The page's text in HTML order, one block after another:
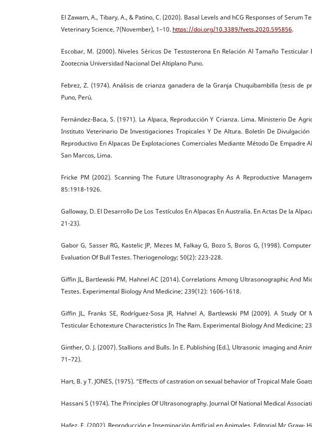
El Zawam, A., Tibary, A., & Patino, C. (2020). Basal Levels and hCG Responses of Serum
Veterinary Science, 7(November), 1–10. https://doi.org/10.3389/fvets.2020.595856.
Escobar, M. (2000). Niveles Séricos De Testosterona En Relación Al Tamaño
Zootecnia Universidad Nacional Del Altiplano Puno.
Febrez, Z. (1974). Análisis de crianza ganadera de la Granja Chuquibambilla (tesis de
Puno, Perú.
Fernández-Baca, S. (1971). La Alpaca, Reproducción Y Crianza. Lima. Ministerio De
Instituto Veterinario De Investigaciones Tropicales Y De Altura. Boletín De
Reproductivo En Alpacas De Explotaciones Comerciales Mediante Método De Empadre
San Marcos, Lima.
Fricke PM (2002). Scanning The Future Ultrasonography As A Reproductive
85:1918-1926.
Galloway, D. El Desarrollo De Los Testículos En Alpacas En Australia. En Actas De la
21-23).
Gabor G, Sasser RG, Kastelic JP, Mezes M, Falkay G, Bozo S, Boros G, (1998).
Evaluation Of Bull Testes. Theriogenology; 50(2): 223-228.
Giffin JL, Bartlewski PM, Hahnel AC (2014). Correlations Among Ultrasonographic And
Testes. Experimental Biology And Medicine; 239(12): 1606-1618.
Giffin JL, Franks SE, Rodríguez-Sosa JR, Hahnel A, Bartlewski PM (2009). A Study
Testicular Echotexture Characteristics In The Ram. Experimental Biology And Medicine;
Ginther, O. J. (2007). Stallions and Bulls. In E. Publishing (Ed.), Ultrasonic imaging and
71–72).
Hart, B. y T. JONES, (1975). “Effects of castration on sexual behavior of Tropical Male
Hassani S (1974). The Principles Of Ultrasonography. Journal Of National Medical
Hafez, E. (2002). Reproducción e Inseminación Artificial en Animales, Editorial Mc Graw-